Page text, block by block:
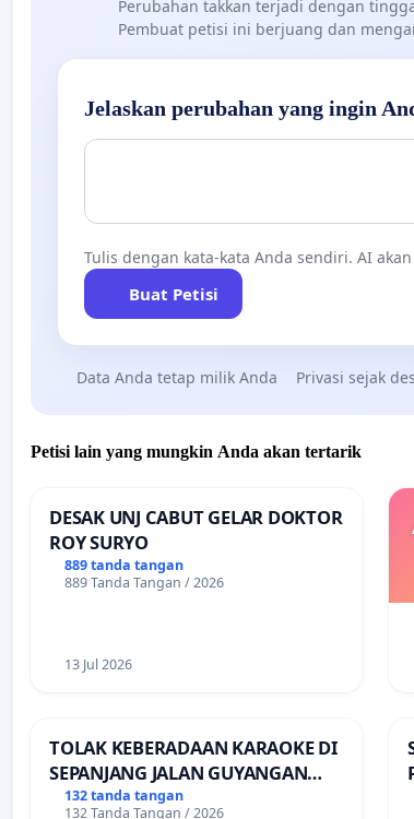
Perubahan takkan terjadi dengan
Pembuat petisi ini berjuang dan
Jelaskan perubahan yang ingin
Tulis dengan kata-kata Anda sendiri. AI
Buat Petisi
Data Anda tetap milik Anda Privasi sejak
Petisi lain yang mungkin Anda akan tertarik
DESAK UNJ CABUT GELAR DOKTOR
ROY SURYO
889 tanda tangan
889 Tanda Tangan / 2026
13 Jul 2026
TOLAK KEBERADAAN KARAOKE DI
SEPANJANG JALAN GUYANGAN
(Trangkil) - JETAK (Wedarijaksa)
132 tanda tangan
132 Tanda Tangan / 2026